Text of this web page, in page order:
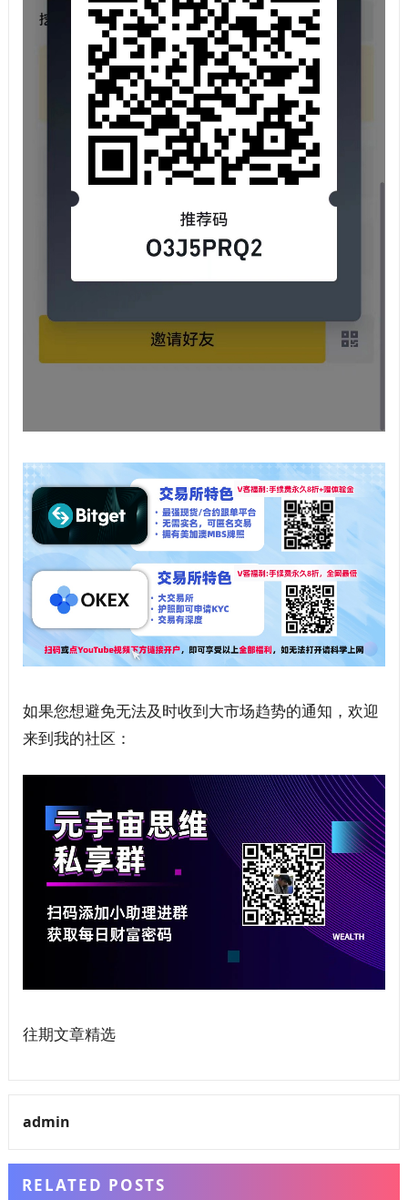
如果您想避免无法及时收到大市场趋势的通知，欢迎
来到我的社区：
往期文章精选
admin
RELATED POSTS